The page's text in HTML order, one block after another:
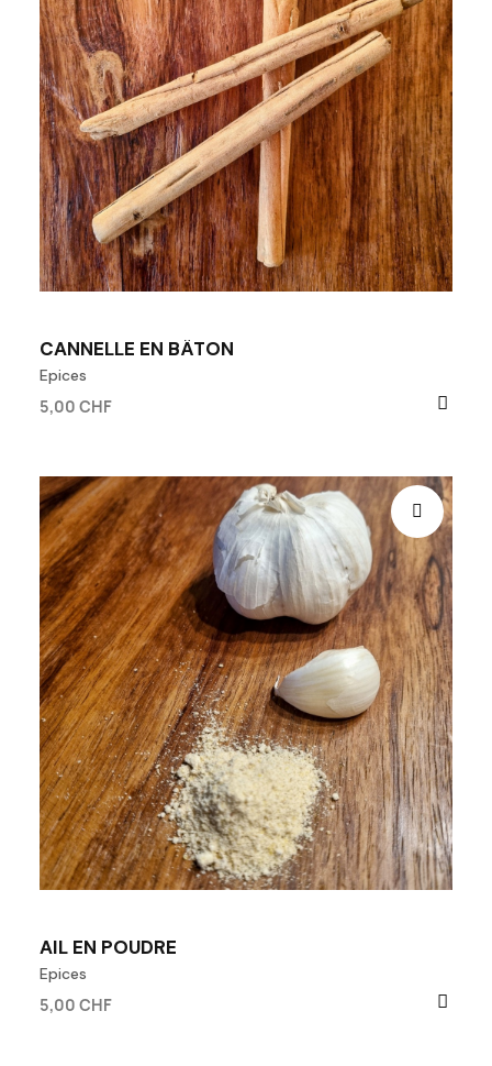
CANNELLE EN BÂTON
Epices
5,00 CHF
AIL EN POUDRE
Epices
5,00 CHF